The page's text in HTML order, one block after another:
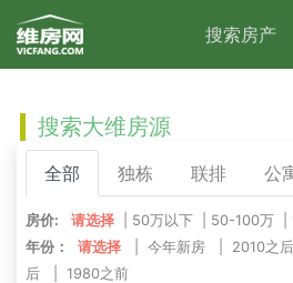
搜索房产
搜索大维房源
全部 独栋 联排 公
房价: 请选择 50万以下 50-100万
年份：
请选择 今年新房 2010之后
后
1980之前